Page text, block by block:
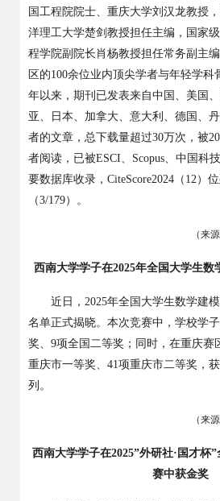
国工程院院士、重庆大学刘汉龙教授
洋理工大学楚剑教授担任主编，国家
程学院副院长肖杨教授担任常务副主
区的100余位业内顶尖学者与年轻学科
年以来，期刊已发表来自中国、美国
亚、日本、加拿大、意大利、德国、
者的文章，总下载量超过30万次，被
者阅读，已被ESCI、 Scopus、中国科
要数据库收录， CiteScore2024 （ 12）
（3/179）。
（来
西南大学学子在2025年全国大学生数
近日， 2025年全国大学生数学建
名单正式揭晓。本次竞赛中，学校学
奖、 9项全国二等奖；同时，在重庆赛
重庆市一等奖、 41项重庆市二等奖，
列。
（来
西南大学学子在2025”外研社·国才杯
赛中获金奖